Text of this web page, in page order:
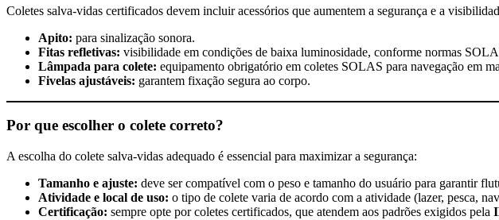
Coletes salva-vidas certificados devem incluir acessórios que aumentem a segurança e a
Apito: para sinalização sonora.
Fitas refletivas: visibilidade em condições de baixa luminosidade, conforme normas
Lâmpada para colete: equipamento obrigatório em coletes SOLAS para navegação em
Fivelas ajustáveis: garantem fixação segura ao corpo.
Por que escolher o colete correto?
A escolha do colete salva-vidas adequado é essencial para maximizar a segurança:
Tamanho e ajuste: deve ser compatível com o peso e tamanho do usuário para garantir
Atividade e local de uso: o tipo de colete varia de acordo com a atividade (lazer, pesca,
Certificação: sempre opte por coletes certificados, que atendem aos padrões exigidos pela